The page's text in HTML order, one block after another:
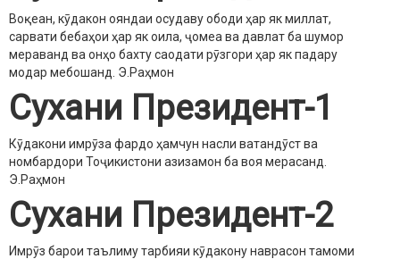
Воқеан, кӯдакон ояндаи осудаву ободи ҳар як миллат,
сарвати бебаҳои ҳар як оила, ҷомеа ва давлат ба шумор
мераванд ва онҳо бахту саодати рӯзгори ҳар як падару
модар мебошанд. Э.Раҳмон
Сухани Президент-1
Кӯдакони имрӯза фардо ҳамчун насли ватандӯст ва
номбардори Тоҷикистони азизамон ба воя мерасанд.
Э.Раҳмон
Сухани Президент-2
Имрӯз барои таълиму тарбияи кӯдакону наврасон тамоми